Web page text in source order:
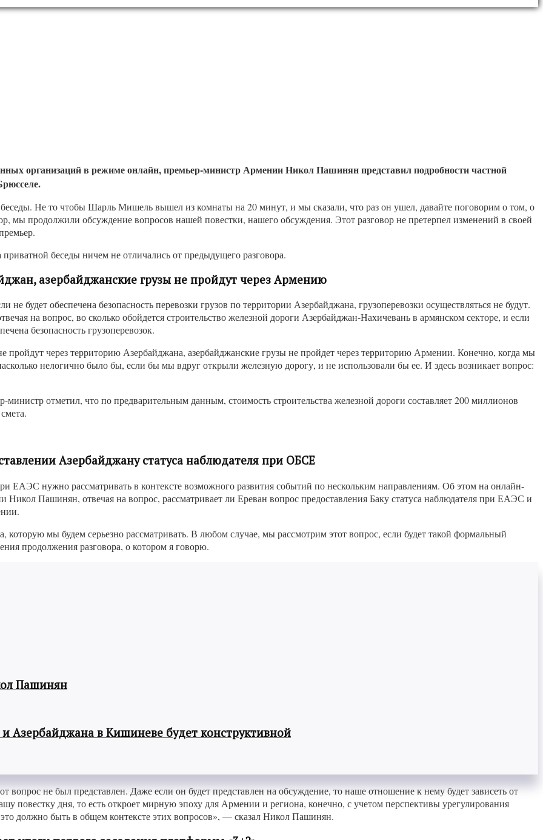
организаций в режиме онлайн, премьер-министр Армении Никол Пашинян представил подробности частной
Не то чтобы Шарль Мишель вышел из комнаты на 20 минут, и мы сказали, что раз он ушел, давайте поговорим о том, о
мы продолжили обсуждение вопросов нашей повестки, нашего обсуждения. Этот разговор не претерпел изменений в своей
беседы ничем не отличались от предыдущего разговора.
азербайджанские грузы не пройдут через Армению
будет обеспечена безопасность перевозки грузов по территории Азербайджана, грузоперевозки осуществляться не будут.
на вопрос, во сколько обойдется строительство железной дороги Азербайджан-Нахичевань в армянском секторе, и если
безопасность грузоперевозок.
через территорию Азербайджана, азербайджанские грузы не пройдет через территорию Армении. Конечно, когда мы
нелогично было бы, если бы мы вдруг открыли железную дорогу, и не использовали бы ее. И здесь возникает вопрос:
министр отметил, что по предварительным данным, стоимость строительства железной дороги составляет 200 миллионов
Азербайджану статуса наблюдателя при ОБСЕ
ЕАЭС нужно рассматривать в контексте возможного развития событий по нескольким направлениям. Об этом на онлайн-
Никол Пашинян, отвечая на вопрос, рассматривает ли Ереван вопрос предоставления Баку статуса наблюдателя при ЕАЭС и
мы будем серьезно рассматривать. В любом случае, мы рассмотрим этот вопрос, если будет такой формальный
продолжения разговора, о котором я говорю.
Пашинян
в Кишиневе будет конструктивной
не был представлен. Даже если он будет представлен на обсуждение, то наше отношение к нему будет зависеть от
повестку дня, то есть откроет мирную эпоху для Армении и региона, конечно, с учетом перспективы урегулирования
должно быть в общем контексте этих вопросов», — сказал Никол Пашинян.